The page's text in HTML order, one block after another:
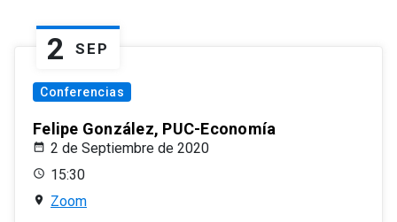
2 SEP
Conferencias
Felipe González, PUC-Economía
2 de Septiembre de 2020
15:30
Zoom